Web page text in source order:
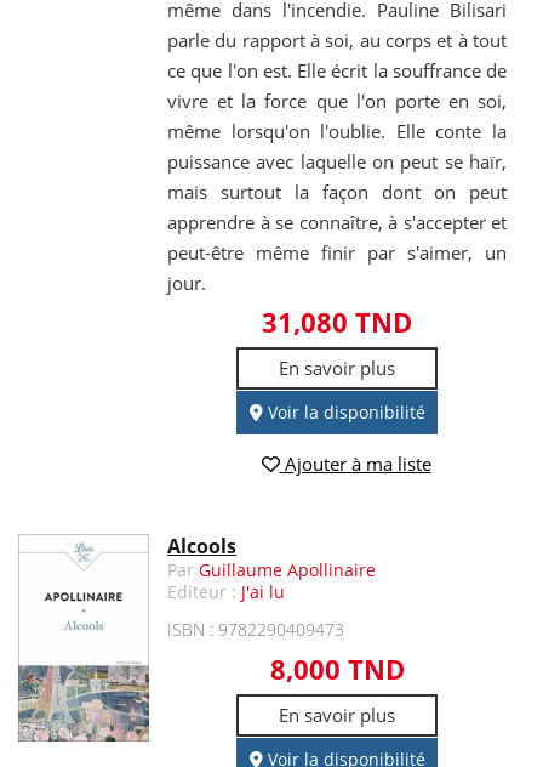
même dans l'incendie. Pauline Bilisari
parle du rapport à soi, au corps et à tout
ce que l'on est. Elle écrit la souffrance de
vivre et la force que l'on porte en soi,
même lorsqu'on l'oublie. Elle conte la
puissance avec laquelle on peut se haïr,
mais surtout la façon dont on peut
apprendre à se connaître, à s'accepter et
peut-être même finir par s'aimer, un
jour.
31,080 TND
En savoir plus
Voir la disponibilité
Ajouter à ma liste
Alcools
ParGuillaume Apollinaire
Editeur : J'ai lu
ISBN : 9782290409473
8,000 TND
En savoir plus
Voir la disponibilité